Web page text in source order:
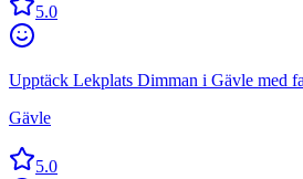
5.0
Upptäck Lekplats Dimman i Gävle med
Gävle
5.0